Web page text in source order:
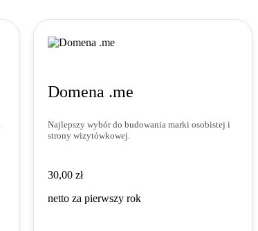
Domena .me
Najlepszy wybór do budowania marki osobistej i
strony wizytówkowej.
30,00 zł
30,00 zł
netto za pierwszy rok